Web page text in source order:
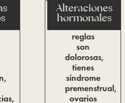
Alteraciones
hormonales
reglas
son
dolorosas,
tienes
síndrome
premenstrual,
ovarios